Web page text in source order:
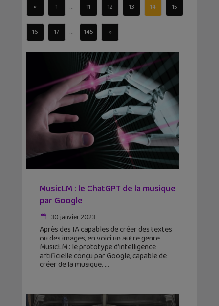
« 1 ... 11 12 13 14 15
16 17 ... 145 »
MusicLM : le ChatGPT de la musique
par Google
30 janvier 2023
Après des IA capables de créer des textes
ou des images, en voici un autre genre.
MusicLM : le prototype d’intelligence
artificielle conçu par Google, capable de
créer de la musique.